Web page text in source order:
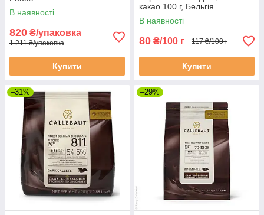
В наявності
820 ₴/упаковка
1 211 ₴/упаковка
Купити
какао 100 г, Бельгія
В наявності
80 ₴/100 г 117 ₴/100 г
Купити
–31% –29%